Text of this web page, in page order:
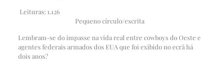
Leituras: 1.126
Pequeno círculo/escrita
Lembram-se do impasse na vida real entre cowboys do Oeste e
agentes federais armados dos EUA que foi exibido no ecrã há
dois anos?